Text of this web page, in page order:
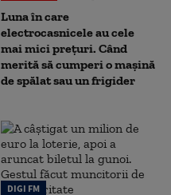
Luna în care
electrocasnicele au cele
mai mici prețuri. Când
merită să cumperi o mașină
de spălat sau un frigider
DIGI FM